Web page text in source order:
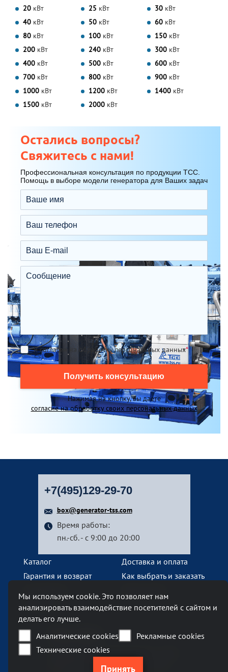
20 кВт 25 кВт 30 кВт
40 кВт 50 кВт 60 кВт
80 кВт 100 кВт 150 кВт
200 кВт 240 кВт 300 кВт
400 кВт 500 кВт 600 кВт
700 кВт 800 кВт 900 кВт
1000 кВт 1200 кВт 1400 кВт
1500 кВт 2000 кВт
Остались вопросы?
Свяжитесь с нами!
Профессиональная консультация по продукции ТСС.
Помощь в выборе модели генератора для Ваших задач
Я согласен на обработку персональных данных*
Получить консультацию
Нажимая на кнопку, вы даете
согласие на обработку своих персональных данных
+7(495)129-29-70
box@generator-tss.com
Время работы:
пн.-сб. - с 9:00 до 20:00
Каталог
Доставка и оплата
Гарантия и возврат
Как выбрать и заказать
Контакты
Наш офис
Москва, Ленинский проспект, 119А
Бизнес-центр «Ленинский 119А»
Мы используем cookie. Это позволяет нам
анализировать взаимодействие посетителей с сайтом и
делать его лучше.
Аналитические cookies
Рекламные cookies
Технические cookies